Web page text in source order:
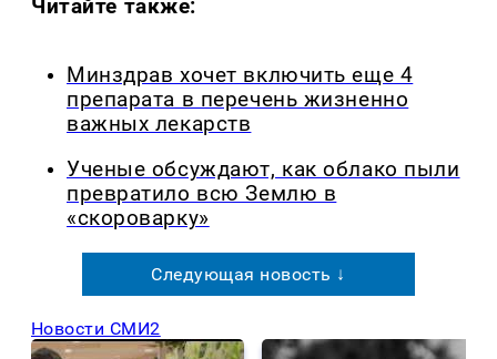
Читайте также:
Минздрав хочет включить еще 4
препарата в перечень жизненно
важных лекарств
Ученые обсуждают, как облако пыли
превратило всю Землю в
«скороварку»
Следующая новость ↓
Новости СМИ2